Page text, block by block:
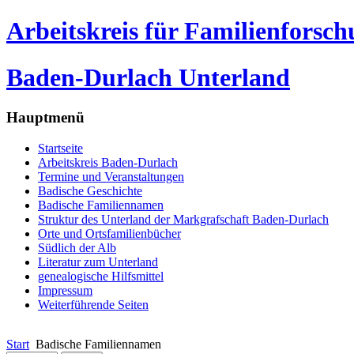
Arbeitskreis für
Baden-Durlach Unterland
Hauptmenü
Startseite
Arbeitskreis Baden-Durlach
Termine und Veranstaltungen
Badische Geschichte
Badische Familiennamen
Struktur des Unterland der Markgrafschaft Baden-Durlach
Orte und Ortsfamilienbücher
Südlich der Alb
Literatur zum Unterland
genealogische Hilfsmittel
Impressum
Weiterführende Seiten
Start Badische Familiennamen